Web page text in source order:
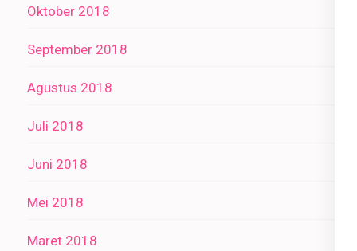
Oktober 2018
September 2018
Agustus 2018
Juli 2018
Juni 2018
Mei 2018
Maret 2018